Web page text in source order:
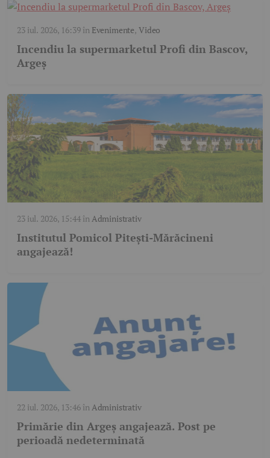
23 iul. 2026, 16:39în Evenimente,Video
Incendiu la supermarketul Profi din Bascov,
Argeș
23 iul. 2026, 15:44înAdministrativ
Institutul Pomicol Pitești-Mărăcineni
angajează!
22 iul. 2026, 13:46înAdministrativ
Primărie din Argeș angajează. Post pe
perioadă nedeterminată